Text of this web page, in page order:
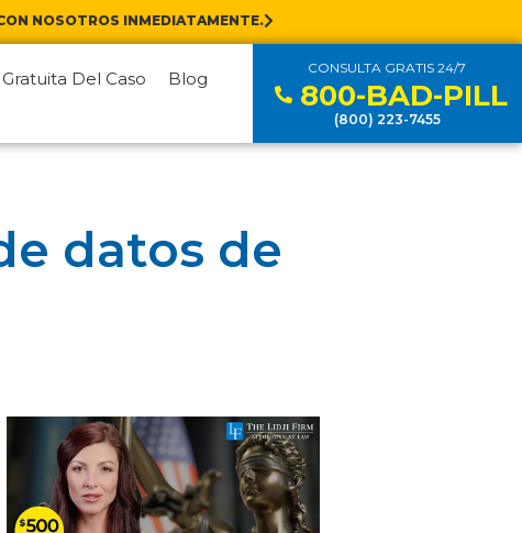
NOSOTROS INMEDIATAMENTE.
Del Caso
Blog
CONSULTA GRATIS 24/7
800-BAD-PILL
(800) 223-7455
datos de